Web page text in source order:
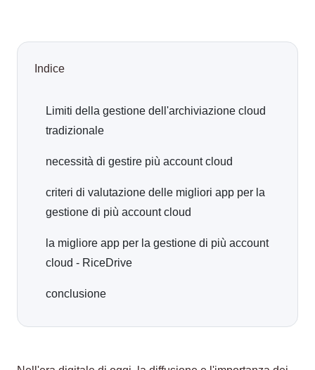
Indice
Limiti della gestione dell'archiviazione cloud
tradizionale
necessità di gestire più account cloud
criteri di valutazione delle migliori app per la
gestione di più account cloud
la migliore app per la gestione di più account
cloud - RiceDrive
conclusione